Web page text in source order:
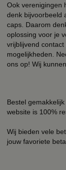
Ook verenigingen
denk bijvoorbeeld
caps. Daarom
oplossing voor je
vrijblijvend
mogelijkheden.
ons op! Wij
Bestel
website is 100%
Wij bieden vele
jouw favoriete